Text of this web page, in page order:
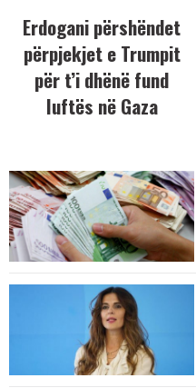
Erdogani përshëndet
përpjekjet e Trumpit
për t’i dhënë fund
luftës në Gaza